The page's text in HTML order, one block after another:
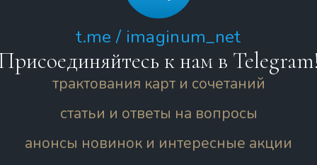
t.me / imaginum_net
к нам в Telegram!
трактования карт и сочетаний
статьи и ответы на вопросы
анонсы новинок и интересные акции